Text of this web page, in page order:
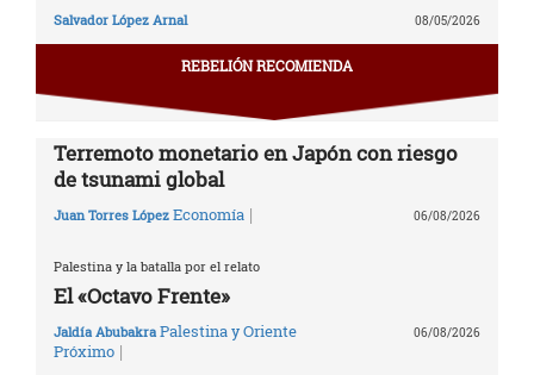
Salvador López Arnal 08/05/2026
REBELIÓN RECOMIENDA
Terremoto monetario en Japón con riesgo
de tsunami global
Juan Torres López Economía | 06/08/2026
Palestina y la batalla por el relato
El «Octavo Frente»
Jaldía Abubakra Palestina y Oriente
Próximo |
06/08/2026